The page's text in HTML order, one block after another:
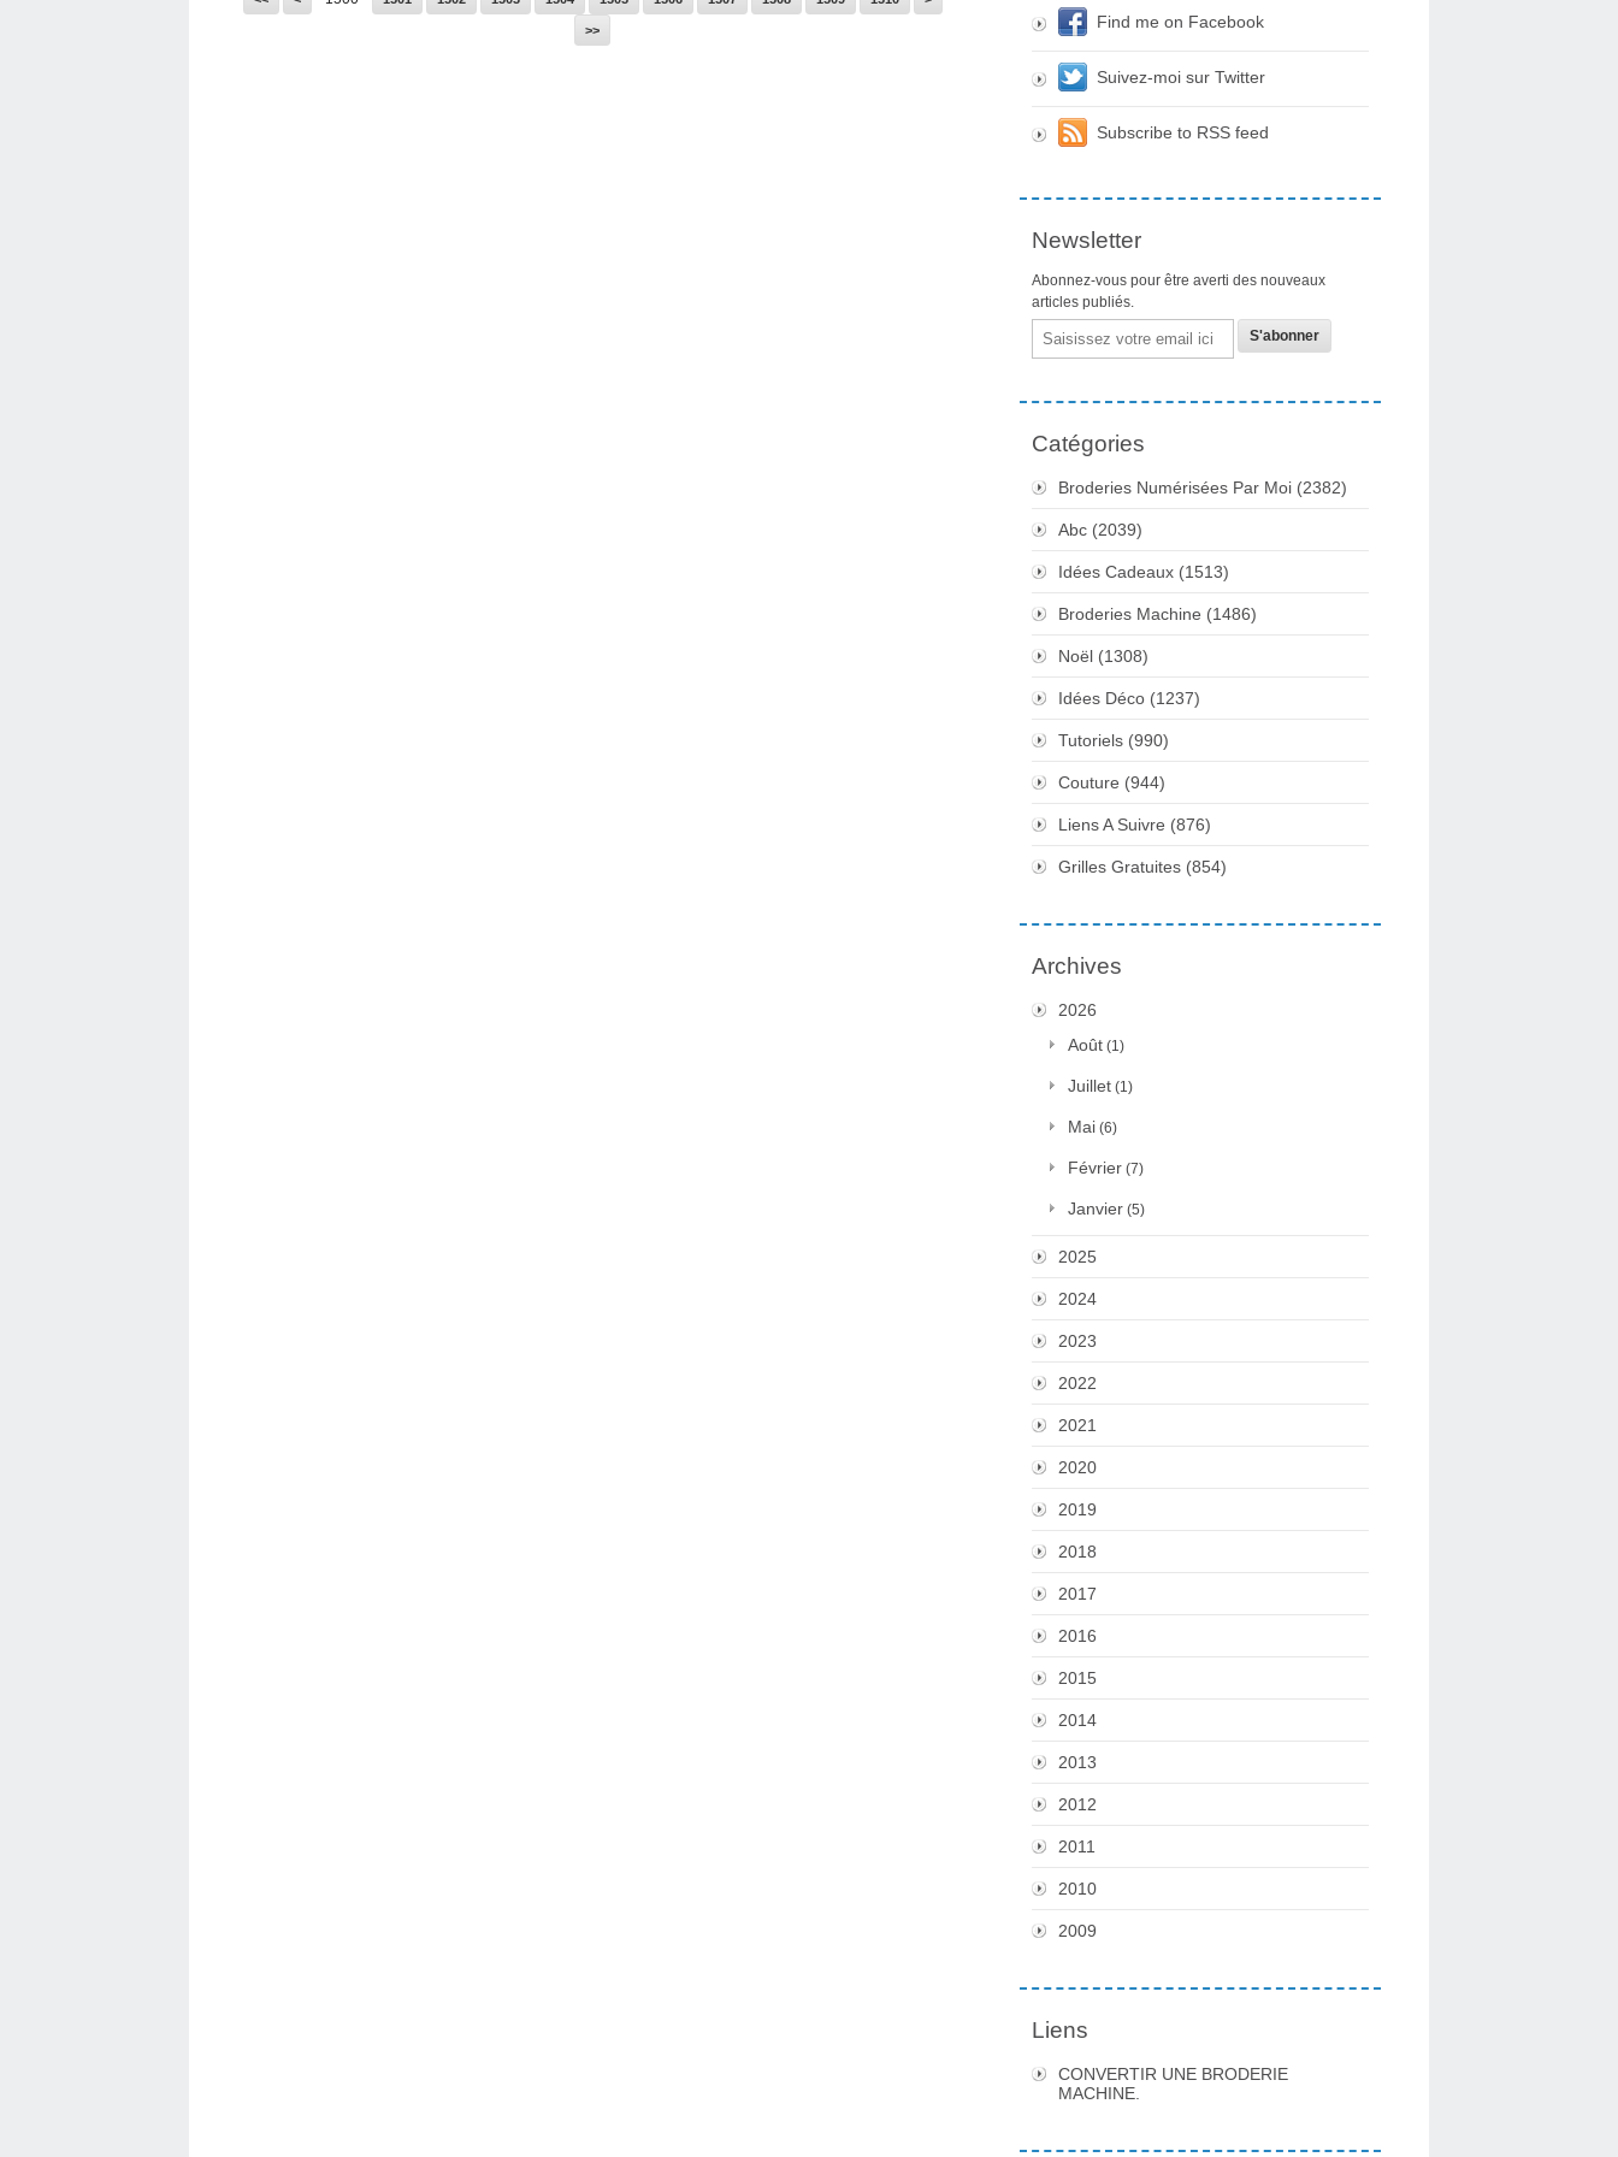
>> Find me on Facebook
Suivez-moi sur Twitter
Subscribe to RSS feed
Newsletter
Abonnez-vous pour être averti des nouveaux
articles publiés.
Email
Catégories
Broderies Numérisées Par Moi (2382)
Abc (2039)
Idées Cadeaux (1513)
Broderies Machine (1486)
Noël (1308)
Idées Déco (1237)
Tutoriels (990)
Couture (944)
Liens A Suivre (876)
Grilles Gratuites (854)
Archives
2026
Août (1)
Juillet (1)
Mai (6)
Février (7)
Janvier (5)
2025
2024
2023
2022
2021
2020
2019
2018
2017
2016
2015
2014
2013
2012
2011
2010
2009
Liens
CONVERTIR UNE BRODERIE
MACHINE.